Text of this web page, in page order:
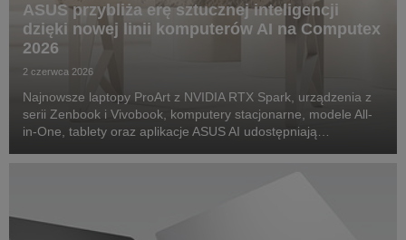
ASUS przybliża erę sztucznej inteligencji
dzięki nowej linii komputerów AI na Computex
2026
2 czerwca 2026
Najnowsze laptopy ProArt z NVIDIA RTX Spark, urządzenia z
serii Zenbook i Vivobook, komputery stacjonarne, modele All-
in-One, tablety oraz aplikacje ASUS AI udostępniają